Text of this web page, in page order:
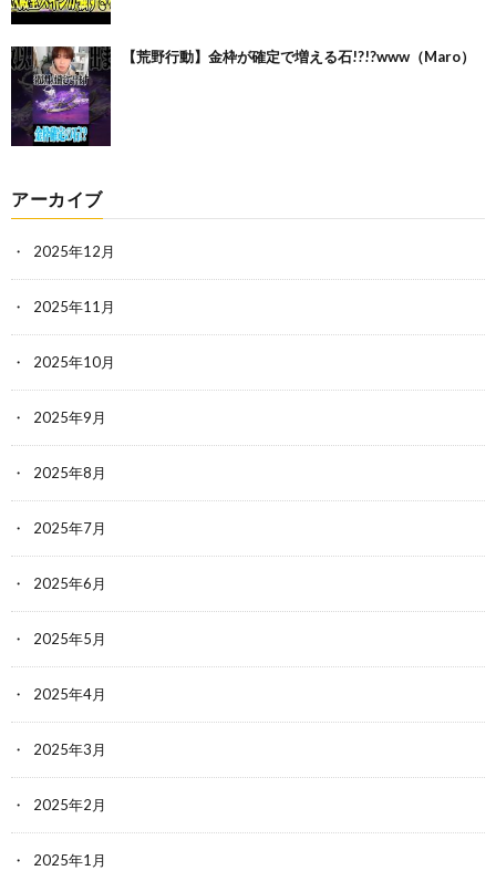
【荒野行動】金枠が確定で増える石!?!?www（Maro）
アーカイブ
2025年12月
2025年11月
2025年10月
2025年9月
2025年8月
2025年7月
2025年6月
2025年5月
2025年4月
2025年3月
2025年2月
2025年1月